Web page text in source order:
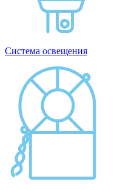
Система освещения